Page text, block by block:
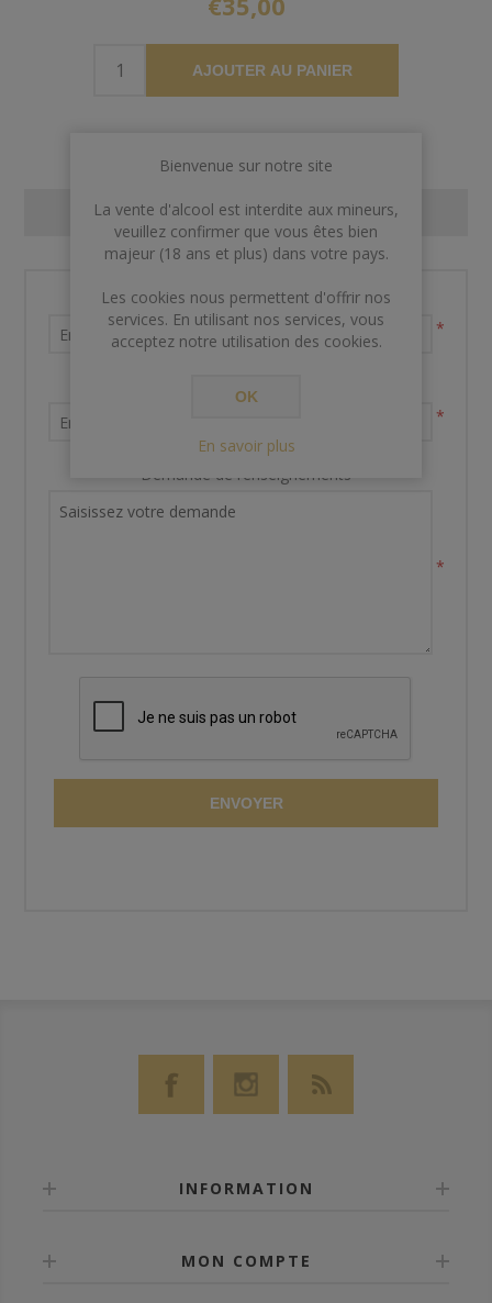
AJOUTER AU PANIER
CONTACT US
Nom et prénom
*
Votre adresse email
*
Demande de renseignements
*
ENVOYER
INFORMATION
MON COMPTE
Bienvenue sur notre site
La vente d'alcool est interdite aux mineurs,
veuillez confirmer que vous êtes bien
majeur (18 ans et plus) dans votre pays.
Les cookies nous permettent d'offrir nos
services. En utilisant nos services, vous
acceptez notre utilisation des cookies.
OK
En savoir plus